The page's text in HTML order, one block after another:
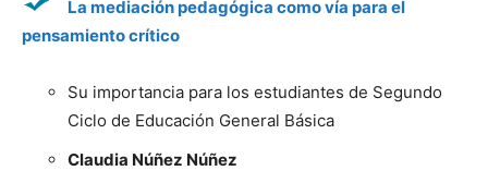
La mediación pedagógica como vía para el
pensamiento crítico
Su importancia para los estudiantes de Segundo
Ciclo de Educación General Básica
Claudia Núñez Núñez